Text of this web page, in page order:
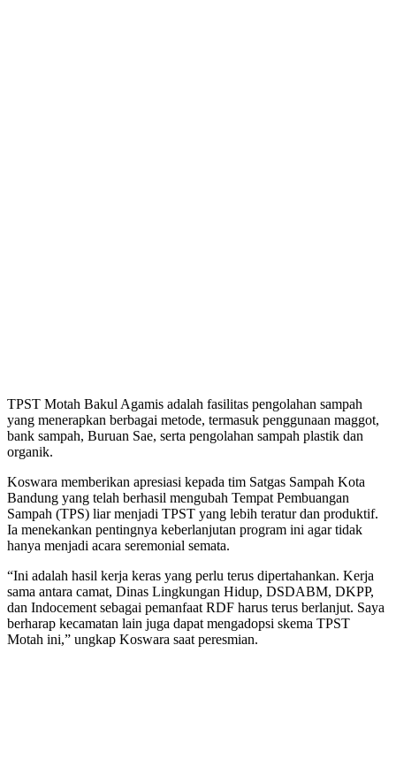
TPST Motah Bakul Agamis adalah fasilitas pengolahan sampah
yang menerapkan berbagai metode, termasuk penggunaan maggot,
bank sampah, Buruan Sae, serta pengolahan sampah plastik dan
organik.
Koswara memberikan apresiasi kepada tim Satgas Sampah Kota
Bandung yang telah berhasil mengubah Tempat Pembuangan
Sampah (TPS) liar menjadi TPST yang lebih teratur dan produktif.
Ia menekankan pentingnya keberlanjutan program ini agar tidak
hanya menjadi acara seremonial semata.
“Ini adalah hasil kerja keras yang perlu terus dipertahankan. Kerja
sama antara camat, Dinas Lingkungan Hidup, DSDABM, DKPP,
dan Indocement sebagai pemanfaat RDF harus terus berlanjut. Saya
berharap kecamatan lain juga dapat mengadopsi skema TPST
Motah ini,” ungkap Koswara saat peresmian.